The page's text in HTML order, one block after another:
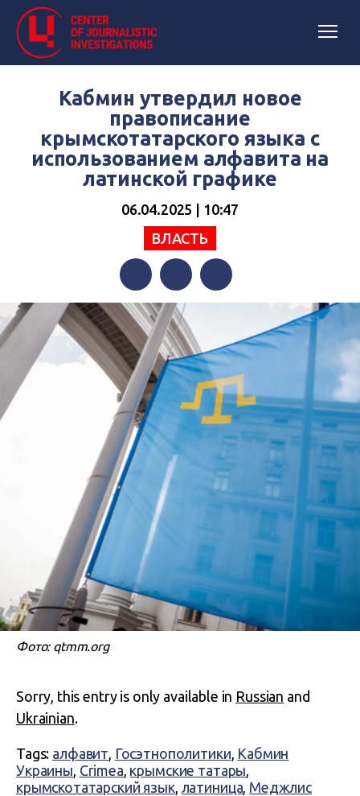
Кабмин утвердил новое
правописание
крымскотатарского языка с
использованием алфавита на
латинской графике
06.04.2025 | 10:47
ВЛАСТЬ
FacebookTwitterTelegram
Фото: qtmm.org
Sorry, this entry is only available in Russian and
Ukrainian.
Tags: алфавит, Госэтнополитики, Кабмин
Украины, Crimea, крымские татары,
крымскотатарский язык, латиница, Меджлис